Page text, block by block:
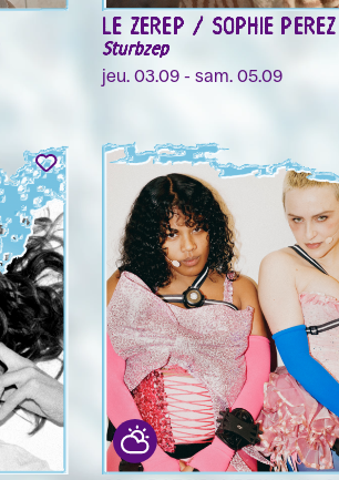
LE ZEREP / SOPHIE PEREZ
Sturbzep
jeu. 03.09 - sam. 05.09